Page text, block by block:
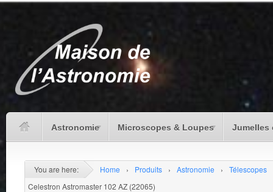
Astronomie Microscopes & Loupes Jumelles
You are here: Home › Produits › Astronomie ›
Télescopes
Celestron Astromaster 102 AZ (22065)